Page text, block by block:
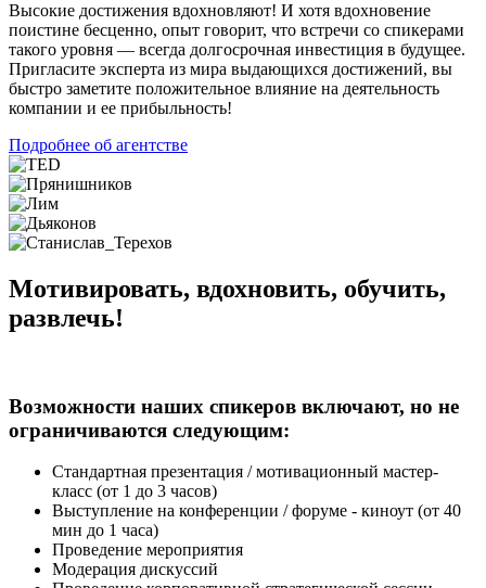
Высокие достижения вдохновляют! И хотя вдохновение
поистине бесценно, опыт говорит, что встречи со спикерами
такого уровня — всегда долгосрочная инвестиция в будущее.
Пригласите эксперта из мира выдающихся достижений, вы
быстро заметите положительное влияние на деятельность
компании и ее прибыльность!
Подробнее об агентстве
Мотивировать, вдохновить, обучить,
развлечь!
Возможности наших спикеров включают, но не
ограничиваются следующим:
Стандартная презентация / мотивационный мастер-
класс (от 1 до 3 часов)
Выступление на конференции / форуме - киноут (от 40
мин до 1 часа)
Проведение мероприятия
Модерация дискуссий